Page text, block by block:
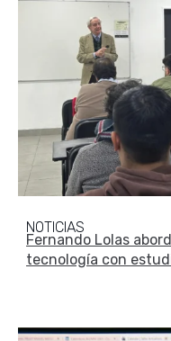
NOTICIAS
Fernando Lolas
tecnología con